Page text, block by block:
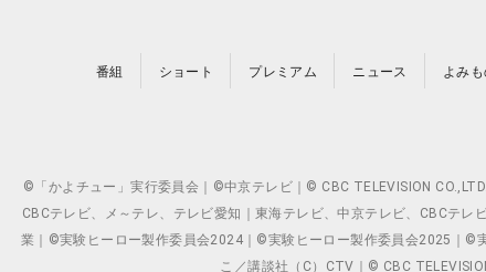
番組 ショート プレミアム ニュース よみ
©「かよチュー」実行委員会｜©中京テレビ｜© CBC TELEVISION
CBCテレビ、メ～テレ、テレビ愛知｜東海テレビ、中京テレビ、CBCテ
業｜©実験ヒーロー製作委員会2024｜©実験ヒーロー製作委員会2025｜©
こ／講談社（C）CTV｜© CBC